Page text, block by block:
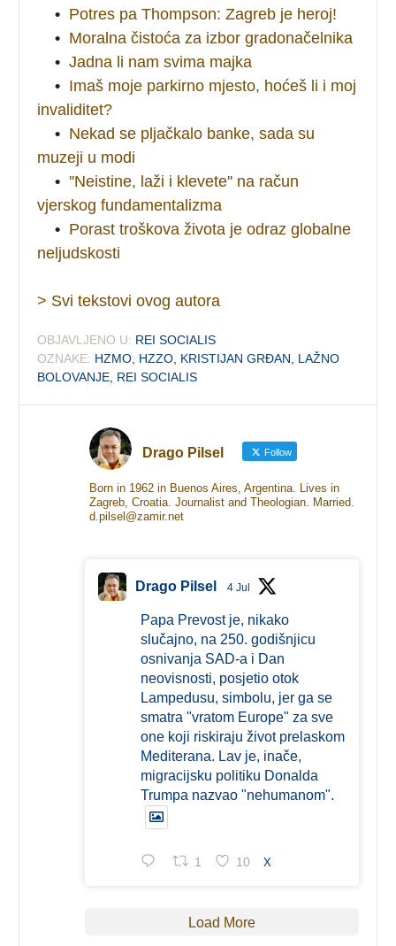
• Potres pa Thompson: Zagreb je heroj!
• Moralna čistoća za izbor gradonačelnika
• Jadna li nam svima majka
• Imaš moje parkirno mjesto, hoćeš li i moj
invaliditet?
• Nekad se pljačkalo banke, sada su
muzeji u modi
• ''Neistine, laži i klevete'' na račun
vjerskog fundamentalizma
• Porast troškova života je odraz globalne
neljudskosti
> Svi tekstovi ovog autora
OBJAVLJENO U: REI SOCIALIS
OZNAKE: HZMO HZZO KRISTIJAN GRĐAN
LAŽNO
BOLOVANJE REI SOCIALIS
Drago Pilsel Follow
Born in 1962 in Buenos Aires, Argentina. Lives in
Zagreb, Croatia. Journalist and Theologian. Married.
d.pilsel@zamir.net
Drago Pilsel 4 Jul
Papa Prevost je, nikako
slučajno, na 250. godišnjicu
osnivanja SAD-a i Dan
neovisnosti, posjetio otok
Lampedusu, simbolu, jer ga se
smatra "vratom Europe" za sve
one koji riskiraju život prelaskom
Mediterana. Lav je, inače,
migracijsku politiku Donalda
Trumpa nazvao "nehumanom".
1 10 X
Load More